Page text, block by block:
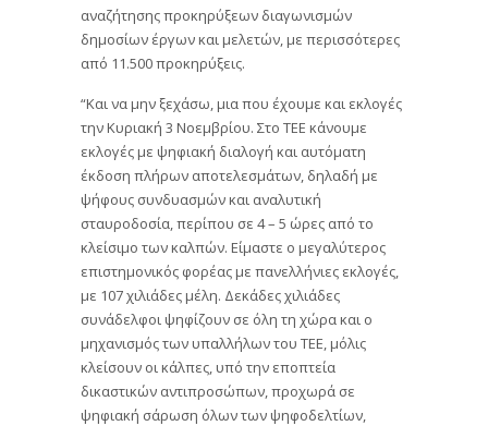
αναζήτησης προκηρύξεων διαγωνισμών
δημοσίων έργων και μελετών, με περισσότερες
από 11.500 προκηρύξεις.
“Και να μην ξεχάσω, μια που έχουμε και εκλογές
την Κυριακή 3 Νοεμβρίου. Στο ΤΕΕ κάνουμε
εκλογές με ψηφιακή διαλογή και αυτόματη
έκδοση πλήρων αποτελεσμάτων, δηλαδή με
ψήφους συνδυασμών και αναλυτική
σταυροδοσία, περίπου σε 4 – 5 ώρες από το
κλείσιμο των καλπών. Είμαστε ο μεγαλύτερος
επιστημονικός φορέας με πανελλήνιες εκλογές,
με 107 χιλιάδες μέλη. Δεκάδες χιλιάδες
συνάδελφοι ψηφίζουν σε όλη τη χώρα και ο
μηχανισμός των υπαλλήλων του ΤΕΕ, μόλις
κλείσουν οι κάλπες, υπό την εποπτεία
δικαστικών αντιπροσώπων, προχωρά σε
ψηφιακή σάρωση όλων των ψηφοδελτίων,